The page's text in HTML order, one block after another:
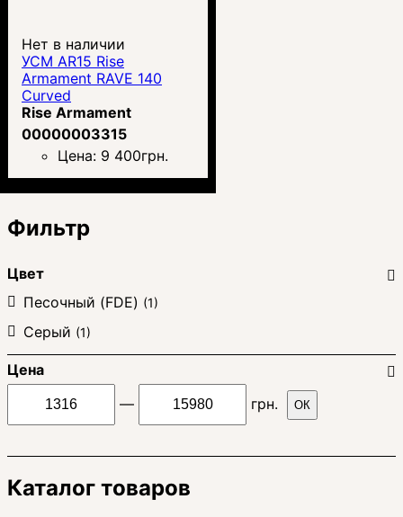
Нет в наличии
УСМ AR15 Rise
Armament RAVE 140
Curved
Rise Armament
00000003315
Цена: 9 400грн.
Фильтр
Цвет
Песочный (FDE) (1)
Серый (1)
Цена
—
грн. ОК
Каталог товаров